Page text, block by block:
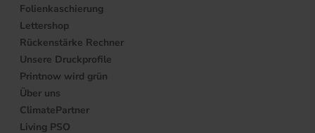
Folienkaschierung
Lettershop
Rückenstärke Rechner
Unsere Druckprofile
Printnow wird grün
Über uns
ClimatePartner
Living PSO